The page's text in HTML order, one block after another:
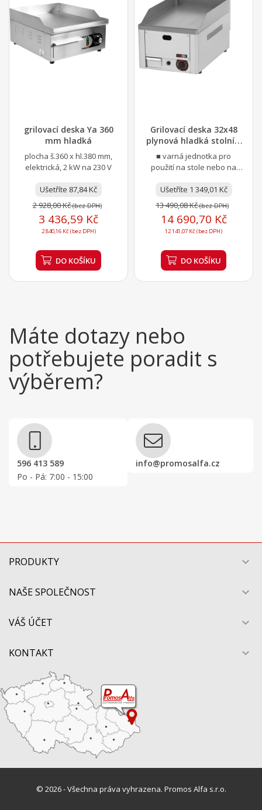
grilovací deska Ya 360
mm hladká
plocha š.360 x hl.380 mm,
elektrická, 2 kW na 230 V
Ušetříte 87,84 Kč
2 928,00 Kč(bez DPH)
3 436,59 Kč
2 840,16 Kč (bez DPH)
DO KOŠÍKU
Grilovací deska 32x48
plynová hladká stolní |
REDFOX -...
■ varná jednotka pro
použití na stole nebo na
320 x 480 mm ■ plotna z...
Ušetříte 1 349,01 Kč
13 490,08 Kč(bez DPH)
14 690,70 Kč
12 141,07 Kč (bez DPH)
DO KOŠÍKU
Máte dotazy nebo
potřebujete poradit s
výběrem?
596 413 589
Po - Pá: 7:00 - 15:00
info@promosalfa.cz
PRODUKTY 
NAŠE SPOLEČNOST 
VÁŠ ÚČET 
KONTAKT 
© 2026 - Všechna práva vyhrazena. Promos Alfa s.r.o.